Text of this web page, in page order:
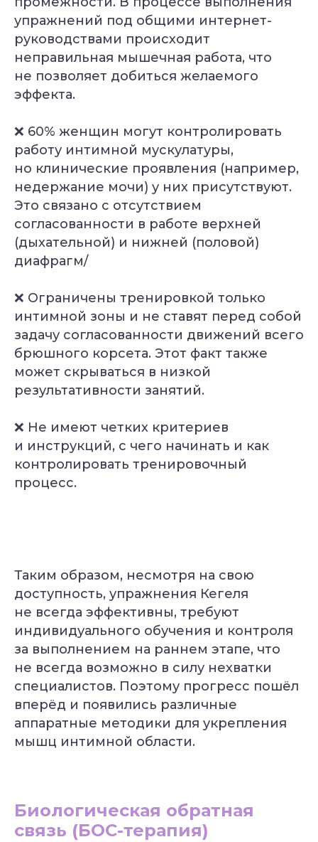
упражнений под общими интернет-
руководствами происходит
неправильная мышечная работа, что
не позволяет добиться желаемого
эффекта.
❌ 60% женщин могут контролировать
работу интимной мускулатуры,
но клинические проявления (например,
недержание мочи) у них присутствуют.
Это связано с отсутствием
согласованности в работе верхней
(дыхательной) и нижней (половой)
диафрагм/
❌ Ограничены тренировкой только
интимной зоны и не ставят перед собой
задачу согласованности движений всего
брюшного корсета. Этот факт также
может скрываться в низкой
результативности занятий.
❌ Не имеют четких критериев
и инструкций, с чего начинать и как
контролировать тренировочный
процесс.
Таким образом, несмотря на свою
доступность, упражнения Кегеля
не всегда эффективны, требуют
индивидуального обучения и контроля
за выполнением на раннем этапе, что
не всегда возможно в силу нехватки
специалистов. Поэтому прогресс пошёл
вперёд и появились различные
аппаратные методики для укрепления
мышц интимной области.
Биологическая обратная
связь (БОС-терапия)